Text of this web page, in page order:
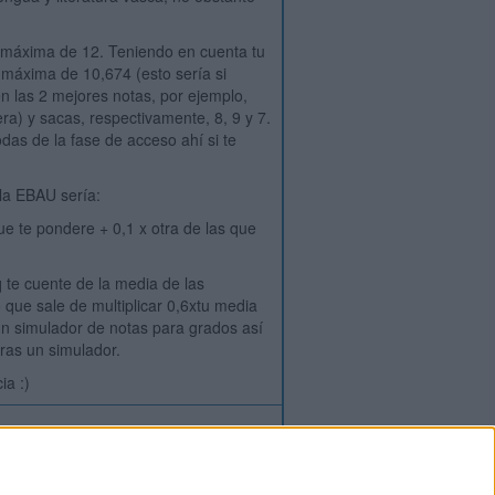
de 12. Teniendo en cuenta tu
de 10,674 (esto sería si
las 2 mejores notas, por ejemplo,
y sacas, respectivamente, 8, 9 y 7.
de la fase de acceso ahí si te
EBAU sería:
te pondere + 0,1 x otra de las que
cuente de la media de las
sale de multiplicar 0,6xtu media
simulador de notas para grados así
un simulador.
:)
oregístratepara enviar comentarios